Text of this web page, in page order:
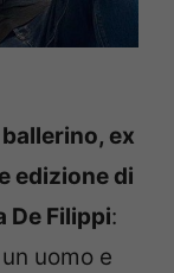
ex
edizione di
De Filippi:
uomo e